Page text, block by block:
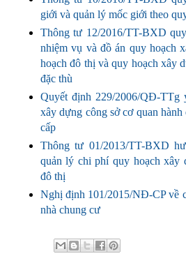
giới và quản lý mốc giới theo
Thông tư 12/2016/TT-BXD
nhiệm vụ và đồ án quy hoạch
hoạch đô thị và quy hoạch xây
đặc thù
Quyết định 229/2006/QĐ-TTg
xây dựng công sở cơ quan
cấp
Thông tư 01/2013/TT-BXD
quản lý chi phí quy hoạch xây
đô thị
Nghị định 101/2015/NĐ-CP về
nhà chung cư